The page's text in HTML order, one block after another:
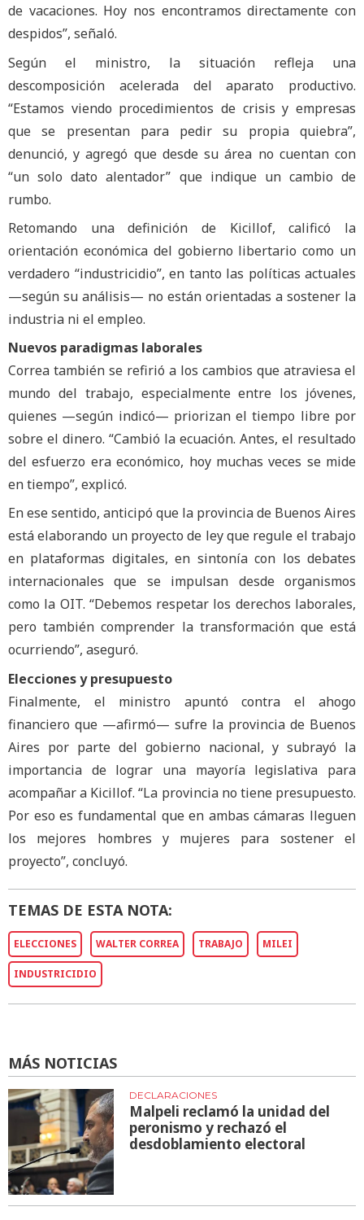
de vacaciones. Hoy nos encontramos directamente con
despidos”, señaló.
Según el ministro, la situación refleja una
descomposición acelerada del aparato productivo.
“Estamos viendo procedimientos de crisis y empresas
que se presentan para pedir su propia quiebra”,
denunció, y agregó que desde su área no cuentan con
“un solo dato alentador” que indique un cambio de
rumbo.
Retomando una definición de Kicillof, calificó la
orientación económica del gobierno libertario como un
verdadero “industricidio”, en tanto las políticas actuales
—según su análisis— no están orientadas a sostener la
industria ni el empleo.
Nuevos paradigmas laborales
Correa también se refirió a los cambios que atraviesa el
mundo del trabajo, especialmente entre los jóvenes,
quienes —según indicó— priorizan el tiempo libre por
sobre el dinero. “Cambió la ecuación. Antes, el resultado
del esfuerzo era económico, hoy muchas veces se mide
en tiempo”, explicó.
En ese sentido, anticipó que la provincia de Buenos Aires
está elaborando un proyecto de ley que regule el trabajo
en plataformas digitales, en sintonía con los debates
internacionales que se impulsan desde organismos
como la OIT. “Debemos respetar los derechos laborales,
pero también comprender la transformación que está
ocurriendo”, aseguró.
Elecciones y presupuesto
Finalmente, el ministro apuntó contra el ahogo
financiero que —afirmó— sufre la provincia de Buenos
Aires por parte del gobierno nacional, y subrayó la
importancia de lograr una mayoría legislativa para
acompañar a Kicillof. “La provincia no tiene presupuesto.
Por eso es fundamental que en ambas cámaras lleguen
los mejores hombres y mujeres para sostener el
proyecto”, concluyó.
TEMAS DE ESTA NOTA:
ELECCIONES WALTER CORREA TRABAJO MILEI
INDUSTRICIDIO
MÁS NOTICIAS
DECLARACIONES
Malpeli reclamó la unidad del
peronismo y rechazó el
desdoblamiento electoral